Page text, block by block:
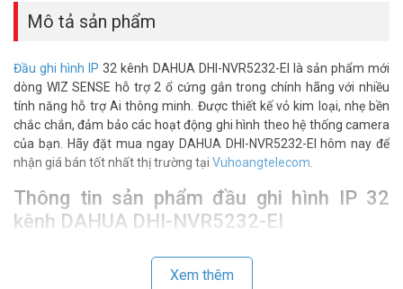
Mô tả sản phẩm
Đầu ghi hình IP 32 kênh DAHUA DHI-NVR5232-EI là sản phẩm mới
dòng WIZ SENSE hỗ trợ 2 ổ cứng gắn trong chính hãng với nhiều
tính năng hỗ trợ Ai thông minh. Được thiết kế vỏ kim loại, nhẹ bền
chắc chắn, đảm bảo các hoạt động ghi hình theo hệ thống camera
của bạn. Hãy đặt mua ngay DAHUA DHI-NVR5232-EI hôm nay để
nhận giá bán tốt nhất thị trường tại Vuhoangtelecom
Thông tin sản phẩm đầu ghi hình IP 32
kênh DAHUA DHI-NVR5232-EI
– Băng thông: 384 Mbps (AI disabled) hoặc 200 Mbps (AI enabled)
Xem thêm